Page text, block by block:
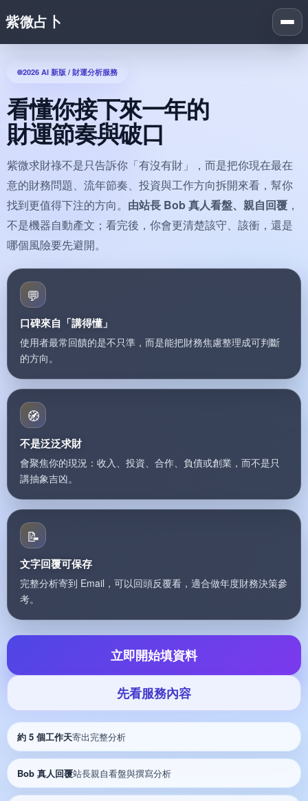
紫微占卜
2026 AI 新版 / 財運分析服務
看懂你接下來一年的
財運節奏與破口
紫微求財祿不是只告訴你「有沒有財」，而是把你現在最在
意的財務問題、流年節奏、投資與工作方向拆開來看，幫你
找到更值得下注的方向。 由站長 Bob 真人看盤、親自回覆 ，
不是機器自動產文；看完後，你會更清楚該守、該衝，還是
哪個風險要先避開。
💬
口碑來自「講得懂」
使用者最常回饋的是不只準，而是能把財務焦慮整理成可判斷
的方向。
🧭
不是泛泛求財
會聚焦你的現況：收入、投資、合作、負債或創業，而不是只
講抽象吉凶。
📝
文字回覆可保存
完整分析寄到 Email，可以回頭反覆看，適合做年度財務決策參
考。
立即開始填資料
先看服務內容
約 5 個工作天寄出完整分析
Bob 真人回覆站長親自看盤與撰寫分析